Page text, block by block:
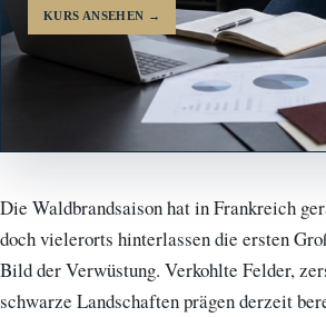
KURS ANSEHEN →
Die Waldbrandsaison hat in Frankreich
doch vielerorts hinterlassen die ersten
Bild der Verwüstung. Verkohlte Felder,
schwarze Landschaften prägen derzeit